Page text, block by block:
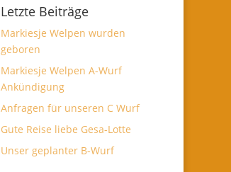
Letzte Beiträge
Markiesje Welpen wurden
geboren
Markiesje Welpen A-Wurf
Ankündigung
Anfragen für unseren C Wurf
Gute Reise liebe Gesa-Lotte
Unser geplanter B-Wurf